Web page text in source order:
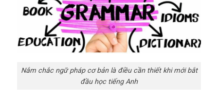
Nắm chắc ngữ pháp cơ bản là điều cần thiết khi mới bắt
đầu học tiếng Anh